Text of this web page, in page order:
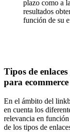
plazo como a
resultados
función de su
Tipos de
para ecommerce
En el ámbito del
en cuenta los
relevancia en
de los tipos de